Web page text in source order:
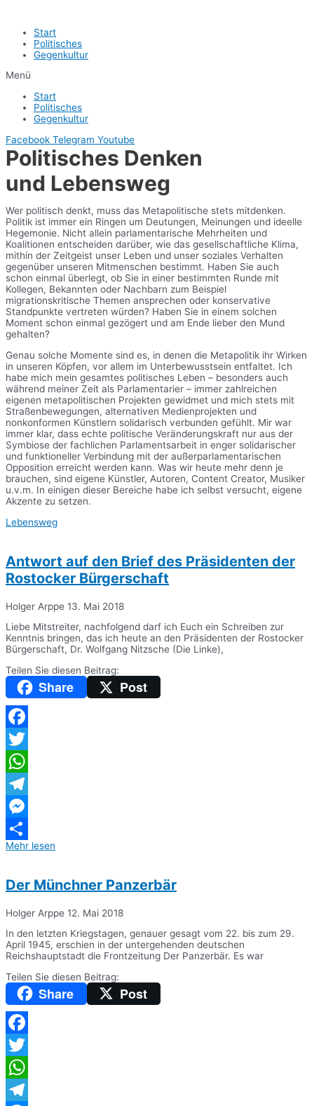
Start
Politisches
Gegenkultur
Menü
Start
Politisches
Gegenkultur
Facebook Telegram Youtube
Politisches Denken
und Lebensweg
Wer politisch denkt, muss das Metapolitische stets mitdenken.
Politik ist immer ein Ringen um Deutungen, Meinungen und ideelle
Hegemonie. Nicht allein parlamentarische Mehrheiten und
Koalitionen entscheiden darüber, wie das gesellschaftliche Klima,
mithin der Zeitgeist unser Leben und unser soziales Verhalten
gegenüber unseren Mitmenschen bestimmt. Haben Sie auch
schon einmal überlegt, ob Sie in einer bestimmten Runde mit
Kollegen, Bekannten oder Nachbarn zum Beispiel
migrationskritische Themen ansprechen oder konservative
Standpunkte vertreten würden? Haben Sie in einem solchen
Moment schon einmal gezögert und am Ende lieber den Mund
gehalten?
Genau solche Momente sind es, in denen die Metapolitik ihr Wirken
in unseren Köpfen, vor allem im Unterbewusstsein entfaltet. Ich
habe mich mein gesamtes politisches Leben – besonders auch
während meiner Zeit als Parlamentarier – immer zahlreichen
eigenen metapolitischen Projekten gewidmet und mich stets mit
Straßenbewegungen, alternativen Medienprojekten und
nonkonformen Künstlern solidarisch verbunden gefühlt. Mir war
immer klar, dass echte politische Veränderungskraft nur aus der
Symbiose der fachlichen Parlamentsarbeit in enger solidarischer
und funktioneller Verbindung mit der außerparlamentarischen
Opposition erreicht werden kann. Was wir heute mehr denn je
brauchen, sind eigene Künstler, Autoren, Content Creator, Musiker
u.v.m. In einigen dieser Bereiche habe ich selbst versucht, eigene
Akzente zu setzen.
Lebensweg
Antwort auf den Brief des Präsidenten der
Rostocker Bürgerschaft
Holger Arppe 13. Mai 2018
Liebe Mitstreiter, nachfolgend darf ich Euch ein Schreiben zur
Kenntnis bringen, das ich heute an den Präsidenten der Rostocker
Bürgerschaft, Dr. Wolfgang Nitzsche (Die Linke),
Teilen Sie diesen Beitrag:
Share Post
Facebook
Twitter
WhatsApp
Telegram
Messenger
Teilen
Mehr lesen
Der Münchner Panzerbär
Holger Arppe 12. Mai 2018
In den letzten Kriegstagen, genauer gesagt vom 22. bis zum 29.
April 1945, erschien in der untergehenden deutschen
Reichshauptstadt die Frontzeitung Der Panzerbär. Es war
Teilen Sie diesen Beitrag:
Share Post
Facebook
Twitter
WhatsApp